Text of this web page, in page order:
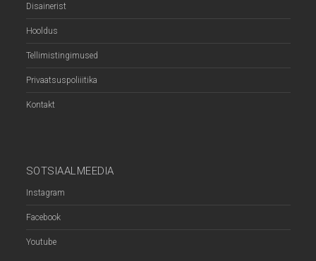
Disainerist
Hooldus
Tellimistingimused
Privaatsuspoliiitika
Kontakt
SOTSIAALMEEDIA
Instagram
Facebook
Youtube